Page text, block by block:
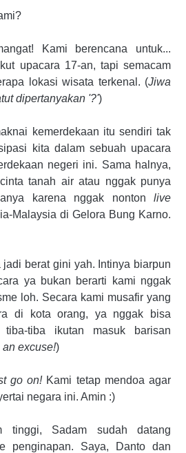
Kami berencana untuk...
upacara 17-an, tapi semacam
lokasi wisata terkenal. (Jiwa
dipertanyakan '?')
kemerdekaan itu sendiri tak
kita dalam sebuah upacara
negeri ini. Sama halnya,
tanah air atau nggak punya
karena nggak nonton live
Malaysia di Gelora Bung Karno.
berat gini yah. Intinya biarpun
ya bukan berarti kami nggak
loh. Secara kami musafir yang
di kota orang, ya nggak bisa
tiba ikutan masuk barisan
excuse!)
go on! Kami tetap mendoa agar
negara ini. Amin :)
tinggi, Sadam sudah datang
penginapan. Saya, Danto dan